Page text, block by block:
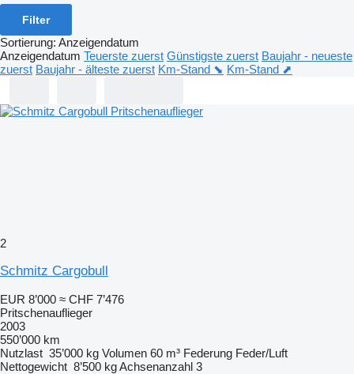
Filter
Sortierung: Anzeigendatum
Anzeigendatum Teuerste zuerst Günstigste zuerst Baujahr - neueste
zuerst Baujahr - älteste zuerst Km-Stand ⬊ Km-Stand ⬈
2
Schmitz Cargobull
EUR 8’000 ≈ CHF 7’476
Pritschenauflieger
2003
550’000 km
Nutzlast 35’000 kg Volumen 60 m³ Federung Feder/Luft
Nettogewicht 8’500 kgAchsenanzahl 3